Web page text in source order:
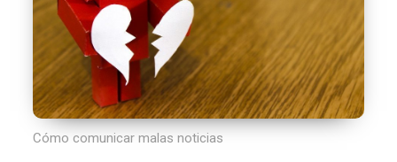
Cómo comunicar malas noticias